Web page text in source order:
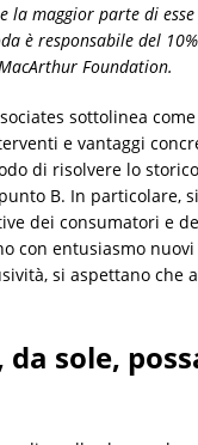
la maggior parte di
è responsabile del
Foundation.
sottolinea
e vantaggi
di risolvere lo
B. In particolare,
dei consumatori e
con entusiasmo
si aspettano
sole,